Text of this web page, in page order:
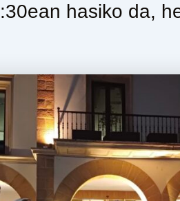
hasiko da,